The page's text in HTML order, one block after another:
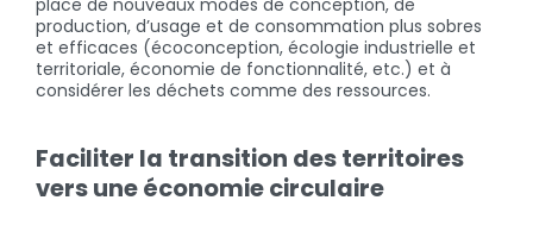
place de nouveaux modes de conception, de
production, d’usage et de consommation plus sobres
et efficaces (écoconception, écologie industrielle et
territoriale, économie de fonctionnalité, etc.) et à
considérer les déchets comme des ressources.
Faciliter la transition des territoires
vers une économie circulaire